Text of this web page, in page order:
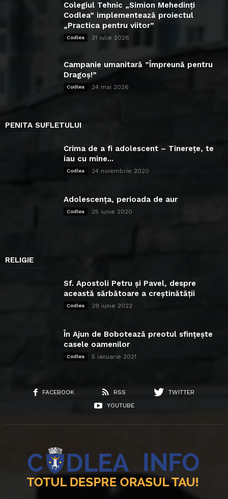
Colegiul Tehnic „Simion Mehedinți
Codlea” implementează proiectul
„Practica pentru viitor”
Codlea 31 iulie 2026
Campanie umanitară ”Împreună pentru
Dragoș!”
Codlea 24 mai 2026
PENITA SUFLETULUI
Crima de a fi adolescent – Tinerețe, te
iau cu mine...
Codlea 24 noiembrie 2020
Adolescența, perioada de aur
Codlea 25 iunie 2020
RELIGIE
Sf. Apostoli Petru și Pavel, despre
această sărbătoare a creștinătății
Codlea 29 iunie 2022
În Ajun de Bobotează preotul sfințește
casele oamenilor
Codlea 5 ianuarie 2021
FACEBOOK RSS
TWITTER
YOUTUBE